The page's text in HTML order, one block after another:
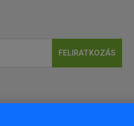
FELIRATKOZÁS